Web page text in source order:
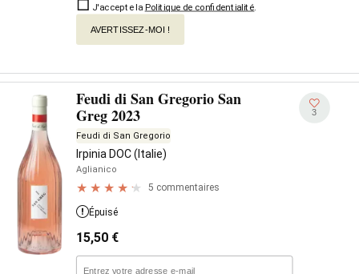
J'accepte la Politique de confidentialité
AVERTISSEZ-MOI !
Feudi di San Gregorio San
Greg 2023
Feudi di San Gregorio
Irpinia DOC (Italie)
Aglianico
5 commentaires
3
Épuisé
15,50 €